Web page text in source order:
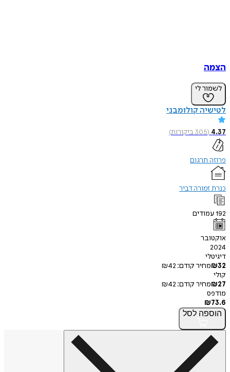
הצמה
לשמור לי
לטישיה קולומבני
4.37
(
305ביקורות)
פרוזה תרגום
כנרת זמורה דביר
192עמודים
אוקטובר
2024
דיגיטלי
₪32 מחיר קודם: ₪42
קולי
₪27 מחיר קודם: ₪42
מודפס
₪73.6
הוספה לסל